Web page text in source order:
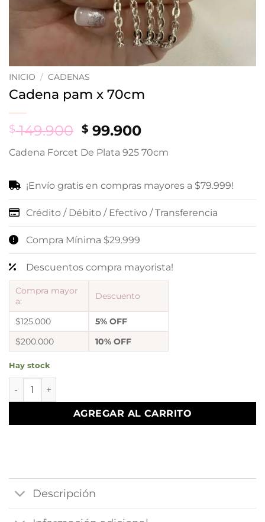
INICIO / CADENAS
Cadena pam x 70cm
$149.900 Original
was:
$ 99.900Current
is:
Cadena Forcet De Plata 925 70cm
¡Envío gratis en compras mayores a $79.999!
Crédito / Débito / Efectivo / Transferencia
Compra Mínima $29.999
Descuentos compra mayorista!
Compra mayor
a:
Descuento
$125.000
5% OFF
$200.000
10% OFF
Hay stock
Cadena pam x 70cm cantidad
AGREGAR AL CARRITO
Descripción